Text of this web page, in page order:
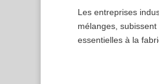
Les entreprises
mélanges,
essentielles à la